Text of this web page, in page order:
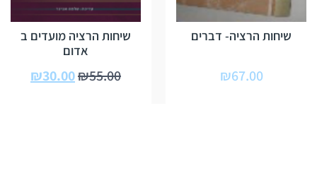
שיחות הרציה- דברים
₪67.00
שיחות הרציה מועדים ב
אדום
₪55.00
₪30.00